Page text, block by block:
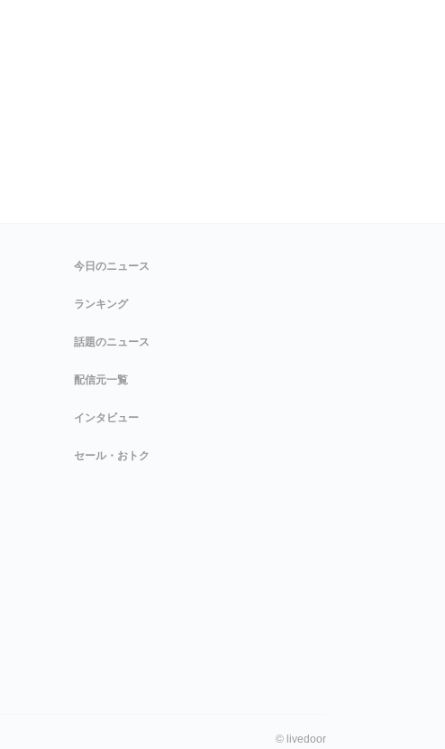
今日のニュース
ランキング
話題のニュース
配信元一覧
インタビュー
セール・おトク
© livedoor